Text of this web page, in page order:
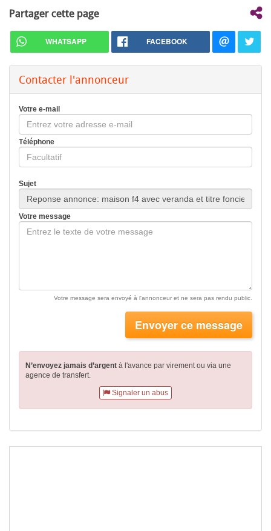
Partager cette page
WHATSAPP FACEBOOK
Contacter l'annonceur
Votre e-mail
Téléphone
Sujet
Votre message
Votre message sera envoyé à l'annonceur et ne sera pas rendu public.
Envoyer ce message
N’envoyez jamais d’argent à l'avance par virementou via une
agence de transfert.
Signaler un abus